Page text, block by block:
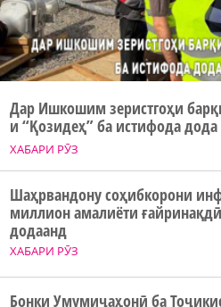
ХАБАРИ РӮЗ
Дар Ишкошим зеристгоҳи
и “Қозидеҳ” ба истифода
ХАБАРИ РӮЗ
Шаҳрвандону соҳибкорони
миллион амалиёти
додаанд
Бонки Умумиҷаҳонӣ ба